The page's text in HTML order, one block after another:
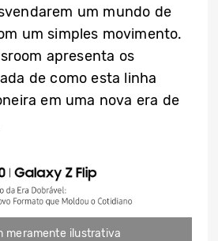
um mundo de
um simples movimento.
apresenta os
de como esta linha
em uma nova era de
meramente ilustrativa